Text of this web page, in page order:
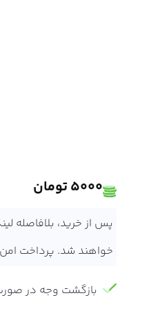
5000تومان
پس از خرید، بلافاصله
خواهند شد. پرداخت امن
بازگشت وجه در صورت